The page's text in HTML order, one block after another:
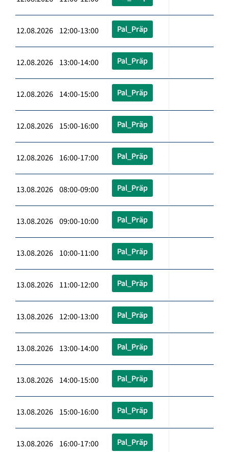
12.08.2026 12:00-13:00 Pal_Präp
12.08.2026 13:00-14:00 Pal_Präp
12.08.2026 14:00-15:00 Pal_Präp
12.08.2026 15:00-16:00 Pal_Präp
12.08.2026 16:00-17:00 Pal_Präp
13.08.2026 08:00-09:00 Pal_Präp
13.08.2026 09:00-10:00 Pal_Präp
13.08.2026 10:00-11:00 Pal_Präp
13.08.2026 11:00-12:00 Pal_Präp
13.08.2026 12:00-13:00 Pal_Präp
13.08.2026 13:00-14:00 Pal_Präp
13.08.2026 14:00-15:00 Pal_Präp
13.08.2026 15:00-16:00 Pal_Präp
13.08.2026 16:00-17:00 Pal_Präp